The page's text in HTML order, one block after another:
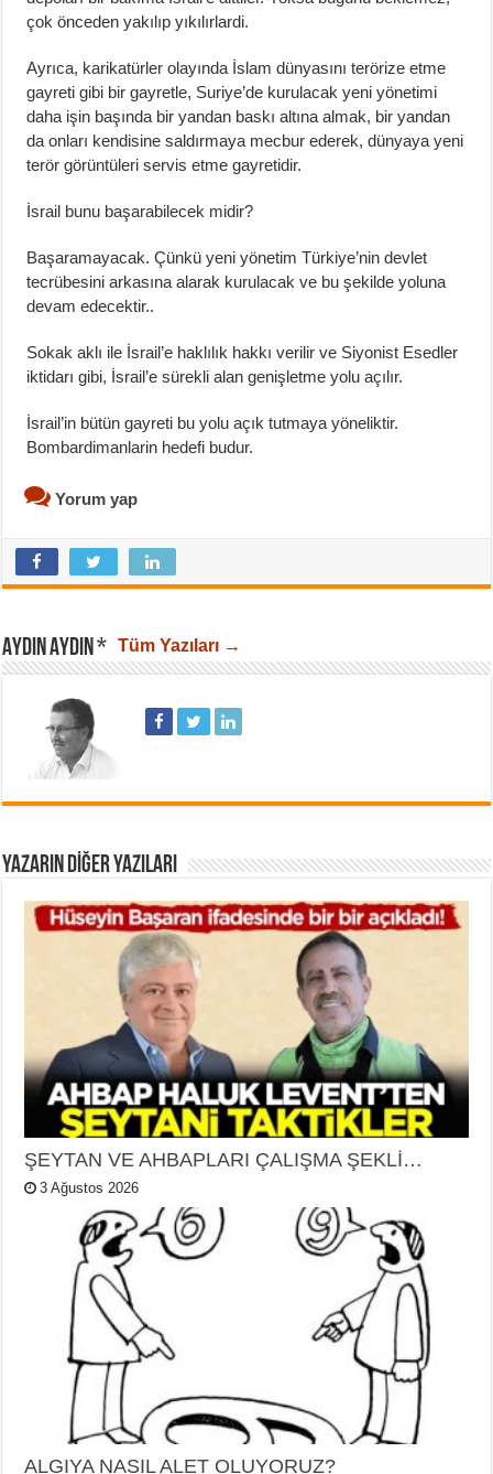
çok önceden yakılıp yıkılırlardi.
Ayrıca, karikatürler olayında İslam dünyasını terörize etme
gayreti gibi bir gayretle, Suriye’de kurulacak yeni yönetimi
daha işin başında bir yandan baskı altına almak, bir yandan
da onları kendisine saldırmaya mecbur ederek, dünyaya yeni
terör görüntüleri servis etme gayretidir.
İsrail bunu başarabilecek midir?
Başaramayacak. Çünkü yeni yönetim Türkiye’nin devlet
tecrübesini arkasına alarak kurulacak ve bu şekilde yoluna
devam edecektir..
Sokak aklı ile İsrail’e haklılık hakkı verilir ve Siyonist Esedler
iktidarı gibi, İsrail’e sürekli alan genişletme yolu açılır.
İsrail’in bütün gayreti bu yolu açık tutmaya yöneliktir.
Bombardimanlarin hedefi budur.
Yorum yap
AYDIN AYDIN * Tüm Yazıları →
YAZARIN DIĞER YAZILARI
ŞEYTAN VE AHBAPLARI ÇALIŞMA ŞEKLİ…
3 Ağustos 2026
ALGIYA NASIL ALET OLUYORUZ?